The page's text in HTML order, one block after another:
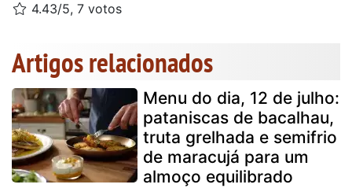
4.43/5, 7 votos
Artigos relacionados
Menu do dia, 12 de julho:
pataniscas de bacalhau,
truta grelhada e semifrio
de maracujá para um
almoço equilibrado